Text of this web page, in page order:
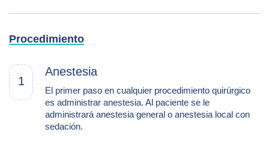
Procedimiento
1
Anestesia
El primer paso en cualquier procedimiento quirúrgico
es administrar anestesia. Al paciente se le
administrará anestesia general o anestesia local con
sedación.